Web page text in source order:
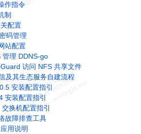
作指令
制
配置
码管理
站配置
管理 DDNS-go
访问 NFS 共享文件
及其生态服务自建流程
安装配置指引
安装配置指引
换机配置指引
故障排查工具
用说明